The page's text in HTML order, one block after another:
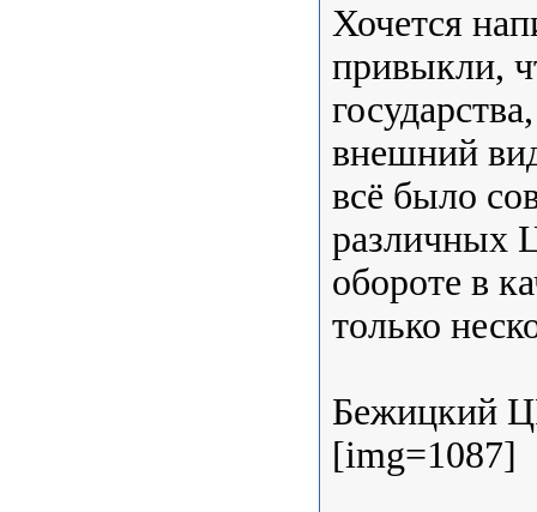
Хочется
привыкли,
внешний
всё было
различных
обороте в
только
Бежицкий
[img=1087]